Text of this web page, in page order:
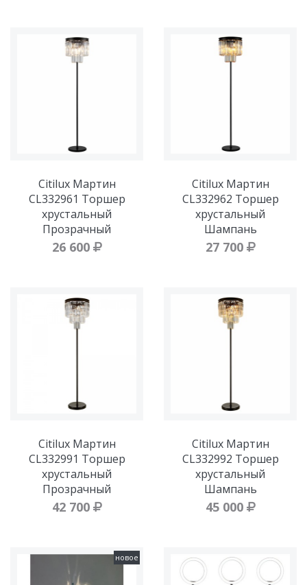
Citilux Мартин
CL332961 Торшер
хрустальный
Прозрачный
26 600
Citilux Мартин
CL332962 Торшер
хрустальный
Шампань
27 700
Citilux Мартин
CL332991 Торшер
хрустальный
Прозрачный
42 700
Citilux Мартин
CL332992 Торшер
хрустальный
Шампань
45 000
новое